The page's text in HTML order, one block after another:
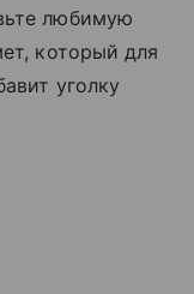
любимую
который для
уголку